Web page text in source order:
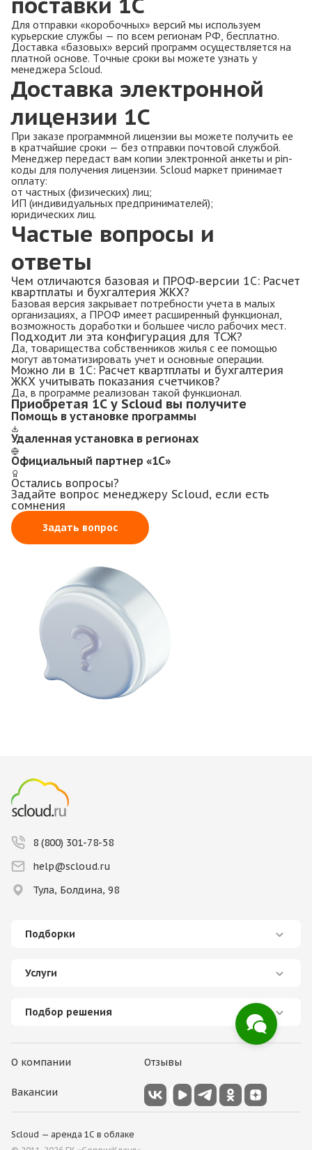
Для отправки «коробочных» версий мы используем
курьерские службы — по всем регионам РФ, бесплатно.
Доставка «базовых» версий программ осуществляется на
платной основе. Точные сроки вы можете узнать у
менеджера Scloud.
Доставка электронной
лицензии 1С
При заказе программной лицензии вы можете получить ее
в кратчайшие сроки — без отправки почтовой службой.
Менеджер передаст вам копии электронной анкеты и pin-
коды для получения лицензии. Scloud маркет принимает
оплату:
от частных (физических) лиц;
ИП (индивидуальных предпринимателей);
юридических лиц.
Частые вопросы и
ответы
Чем отличаются базовая и ПРОФ-версии 1С: Расчет
квартплаты и бухгалтерия ЖКХ?
Базовая версия закрывает потребности учета в малых
организациях, а ПРОФ имеет расширенный функционал,
возможность доработки и большее число рабочих мест.
Подходит ли эта конфигурация для ТСЖ?
Да, товарищества собственников жилья с ее помощью
могут автоматизировать учет и основные операции.
Можно ли в 1С: Расчет квартплаты и бухгалтерия
ЖКХ учитывать показания счетчиков?
Да, в программе реализован такой функционал.
Приобретая 1С у Scloud вы получите
Помощь в установке программы
Удаленная установка в регионах
Официальный партнер «1С»
Остались вопросы?
Задайте вопрос менеджеру Scloud, если есть
сомнения
Задать вопрос
8 (800) 301-78-58
help@scloud.ru
Тула, Болдина, 98
Подборки
Услуги
Подбор решения
О компании Отзывы
Вакансии
Scloud — аренда 1С в облаке